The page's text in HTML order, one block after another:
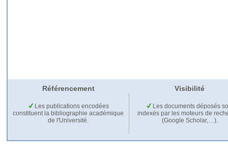
Référencement Visibilité
Les publications encodées
constituent la bibliographie académique
de l'Université.
Les documents déposés
indexés par les moteurs de
(Google Scholar,…).